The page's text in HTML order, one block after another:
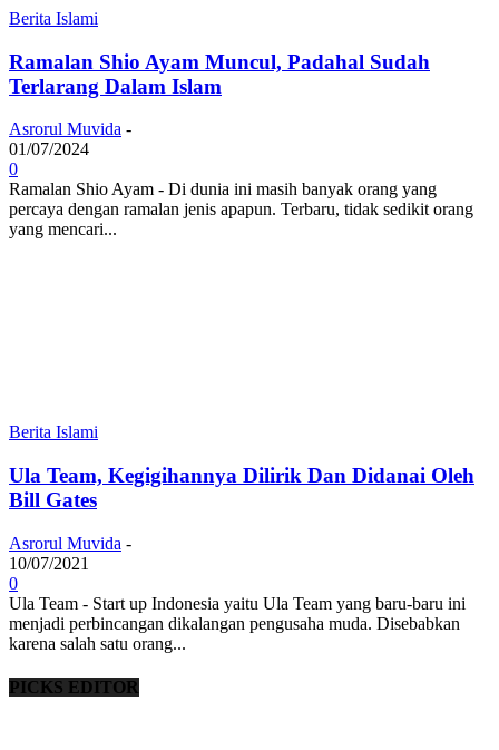
Berita Islami
Ramalan Shio Ayam Muncul, Padahal Sudah
Terlarang Dalam Islam
Asrorul Muvida -
01/07/2024
0
Ramalan Shio Ayam - Di dunia ini masih banyak orang yang
percaya dengan ramalan jenis apapun. Terbaru, tidak sedikit orang
yang mencari...
Berita Islami
Ula Team, Kegigihannya Dilirik Dan Didanai Oleh
Bill Gates
Asrorul Muvida -
10/07/2021
0
Ula Team - Start up Indonesia yaitu Ula Team yang baru-baru ini
menjadi perbincangan dikalangan pengusaha muda. Disebabkan
karena salah satu orang...
PICKS EDITOR